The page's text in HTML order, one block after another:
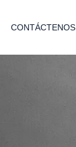
CONTÁCTENOS